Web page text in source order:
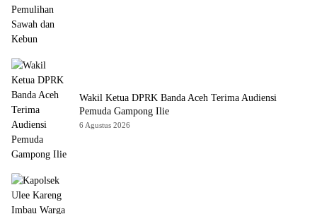
Wakil Ketua DPRK Banda Aceh Terima Audiensi
Pemuda Gampong Ilie
6 Agustus 2026